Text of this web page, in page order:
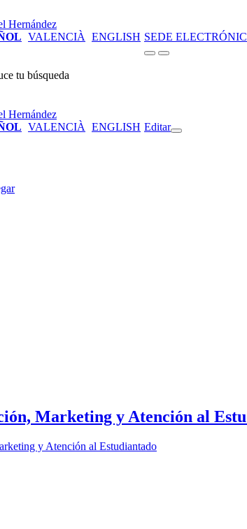
VALENCIÀ ENGLISH SEDE
tu búsqueda
VALENCIÀ ENGLISH Editar
Marketing y Atención al
y Atención al Estudiantado